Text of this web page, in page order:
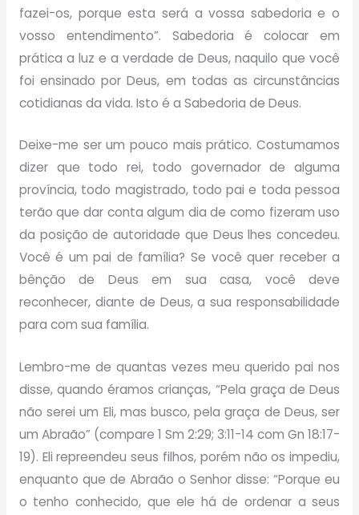
fazei-os, porque esta será a vossa sabedoria e o
vosso entendimento”. Sabedoria é colocar em
prática a luz e a verdade de Deus, naquilo que você
foi ensinado por Deus, em todas as circunstâncias
cotidianas da vida. Isto é a Sabedoria de Deus.
Deixe-me ser um pouco mais prático. Costumamos
dizer que todo rei, todo governador de alguma
província, todo magistrado, todo pai e toda pessoa
terão que dar conta algum dia de como fizeram uso
da posição de autoridade que Deus lhes concedeu.
Você é um pai de família? Se você quer receber a
bênção de Deus em sua casa, você deve
reconhecer, diante de Deus, a sua responsabilidade
para com sua família.
Lembro-me de quantas vezes meu querido pai nos
disse, quando éramos crianças, “Pela graça de Deus
não serei um Eli, mas busco, pela graça de Deus, ser
um Abraão” (compare 1 Sm 2:29; 3:11-14 com Gn 18:17-
19). Eli repreendeu seus filhos, porém não os impediu,
enquanto que de Abraão o Senhor disse: “Porque eu
o tenho conhecido, que ele há de ordenar a seus